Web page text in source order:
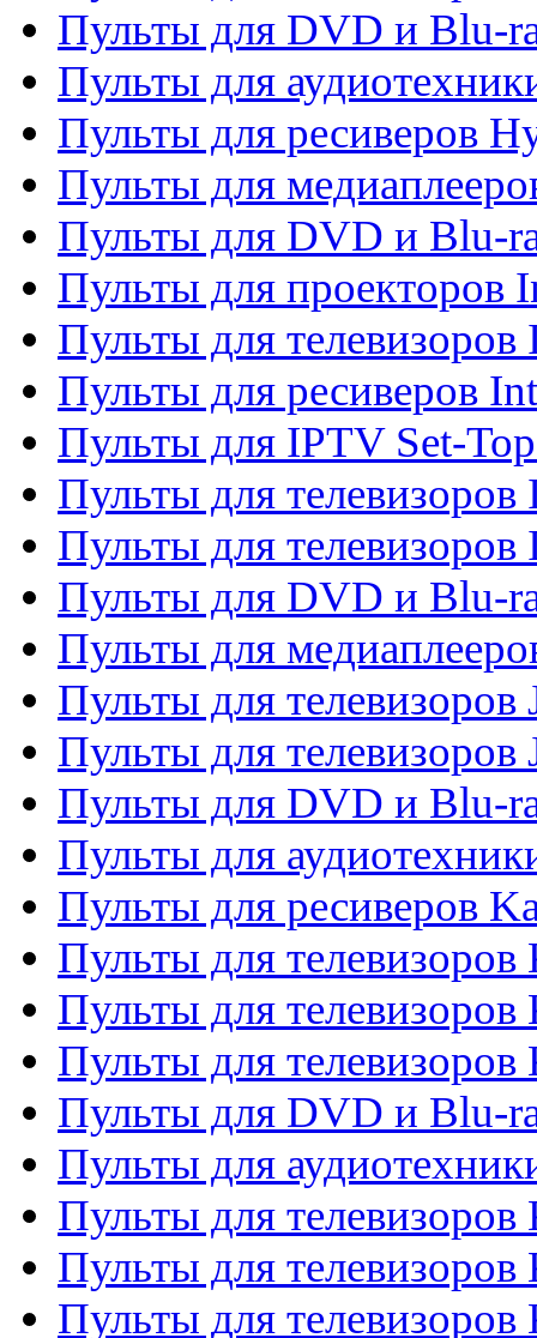
Пульты для DVD и Blu-
Пульты для
Пульты для ресиверов
Пульты для
Пульты для DVD и Blu-
Пульты для проекторов
Пульты для
Пульты для ресиверов
Пульты для IPTV Set-
Пульты для телевизоров
Пульты для телевизоров
Пульты для DVD и Blu-
Пульты для
Пульты для телевизоров
Пульты для телевизоров
Пульты для DVD и Blu-
Пульты для
Пульты для ресиверов
Пульты для телевизоров
Пульты для телевизоров
Пульты для телевизоров
Пульты для DVD и Blu-
Пульты для
Пульты для
Пульты для телевизоров
Пульты для телевизоров